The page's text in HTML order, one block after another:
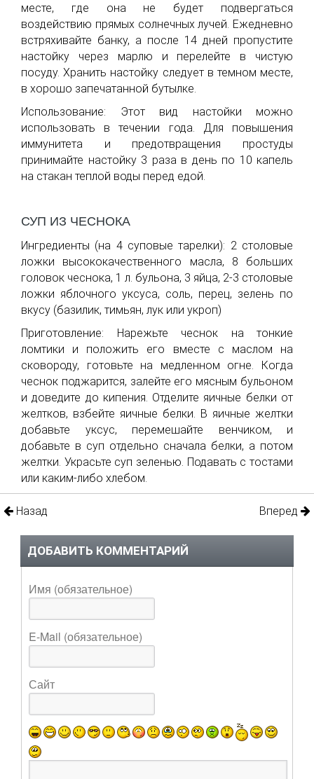
месте, где она не будет подвергаться
воздействию прямых солнечных лучей. Ежедневно
встряхивайте банку, а после 14 дней пропустите
настойку через марлю и перелейте в чистую
посуду. Хранить настойку следует в темном месте,
в хорошо запечатанной бутылке.
Использование: Этот вид настойки можно
использовать в течении года. Для повышения
иммунитета и предотвращения простуды
принимайте настойку 3 раза в день по 10 капель
на стакан теплой воды перед едой.
СУП ИЗ ЧЕСНОКА
Ингредиенты (на 4 суповые тарелки): 2 столовые
ложки высококачественного масла, 8 больших
головок чеснока, 1 л. бульона, 3 яйца, 2-3 столовые
ложки яблочного уксуса, соль, перец, зелень по
вкусу (базилик, тимьян, лук или укроп)
Приготовление: Нарежьте чеснок на тонкие
ломтики и положить его вместе с маслом на
сковороду, готовьте на медленном огне. Когда
чеснок поджарится, залейте его мясным бульоном
и доведите до кипения. Отделите яичные белки от
желтков, взбейте яичные белки. В яичные желтки
добавьте уксус, перемешайте венчиком, и
добавьте в суп отдельно сначала белки, а потом
желтки. Украсьте суп зеленью. Подавать с тостами
или каким-либо хлебом.
Назад Вперед
ДОБАВИТЬ КОММЕНТАРИЙ
Имя (обязательное)
E-Mail (обязательное)
Сайт